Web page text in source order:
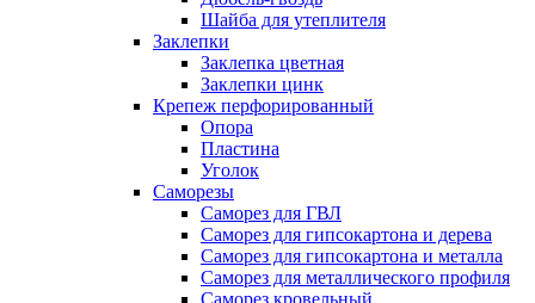
Шайба для утеплителя
Заклепки
Заклепка цветная
Заклепки цинк
Крепеж перфорированный
Опора
Пластина
Уголок
Саморезы
Саморез для ГВЛ
Саморез для гипсокартона и дерева
Саморез для гипсокартона и металла
Саморез для металлического профиля
Саморез кровельный